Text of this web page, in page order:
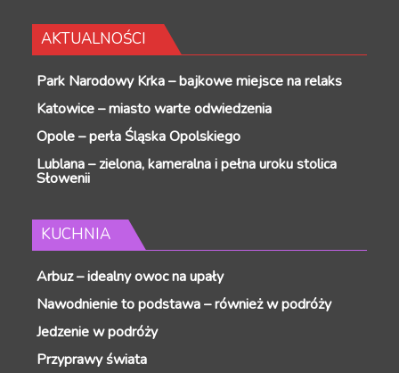
AKTUALNOŚCI
Park Narodowy Krka – bajkowe miejsce na relaks
Katowice – miasto warte odwiedzenia
Opole – perła Śląska Opolskiego
Lublana – zielona, kameralna i pełna uroku stolica
Słowenii
KUCHNIA
Arbuz – idealny owoc na upały
Nawodnienie to podstawa – również w podróży
Jedzenie w podróży
Przyprawy świata